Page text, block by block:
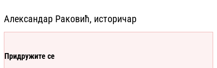
Александар Раковић, историчар
Придружите се